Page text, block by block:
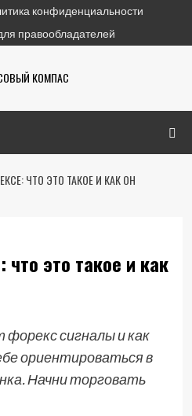
конфиденциальности
правообладателей
КОМПАС
ЧТО ЭТО ТАКОЕ И КАК ОН
это такое и как
сигналы и как
ориентироваться в
Начни торговать